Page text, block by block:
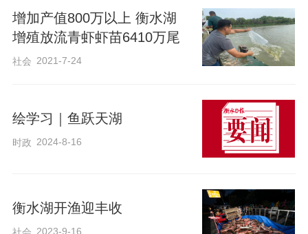
而黄颡鱼作为优质的淡水鱼类，其广泛的
食性和较快的生长速度，也有助于改善水
质，促进水域生态系统的健康发展。
增加产值800万以上 衡水湖
增殖放流青虾虾苗6410万尾
社会 2021-7-24
绘学习｜鱼跃天湖
时政 2024-8-16
衡水湖开渔迎丰收
社会 2023-9-16